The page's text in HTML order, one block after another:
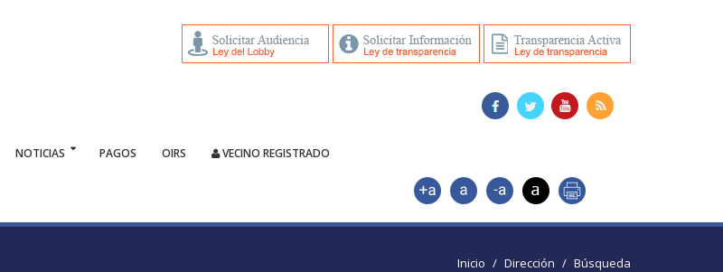
NOTICIAS PAGOS OIRS VECINO REGISTRADO
Inicio Dirección Búsqueda